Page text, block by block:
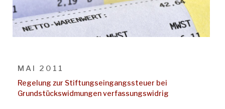
MAI 2011
Regelung zur Stiftungseingangssteuer bei
Grundstückswidmungen verfassungswidrig